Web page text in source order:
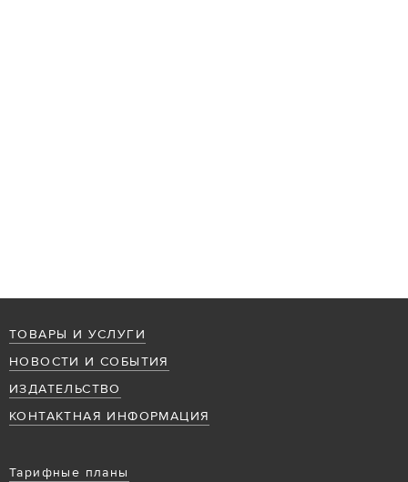
ТОВАРЫ И УСЛУГИ
НОВОСТИ И СОБЫТИЯ
ИЗДАТЕЛЬСТВО
КОНТАКТНАЯ ИНФОРМАЦИЯ
Тарифные планы